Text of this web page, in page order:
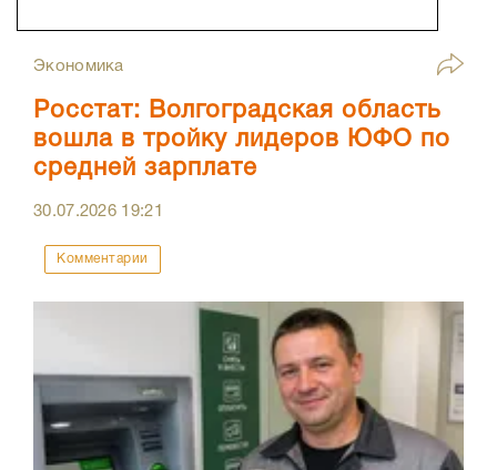
Экономика
Росстат: Волгоградская область
вошла в тройку лидеров ЮФО по
средней зарплате
30.07.2026 19:21
Комментарии